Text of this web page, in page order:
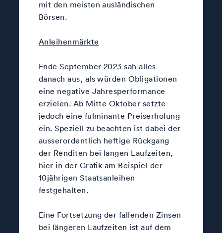
mit den meisten ausländischen
Börsen.
Anleihenmärkte
Ende September 2023 sah alles
danach aus, als würden Obligationen
eine negative Jahresperformance
erzielen. Ab Mitte Oktober setzte
jedoch eine fulminante Preiserholung
ein. Speziell zu beachten ist dabei der
ausserordentlich heftige Rückgang
der Renditen bei langen Laufzeiten,
hier in der Grafik am Beispiel der
10jährigen Staatsanleihen
festgehalten.
Eine Fortsetzung der fallenden Zinsen
bei längeren Laufzeiten ist auf dem